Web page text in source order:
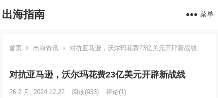
出海指南 菜单
首页 出海资讯 对抗亚马逊，沃尔玛花费23亿美元开辟新战线
对抗亚马逊，沃尔玛花费23亿美元开辟新战线
26 2 月, 2024 12:22 阅读(933) 评论(1)